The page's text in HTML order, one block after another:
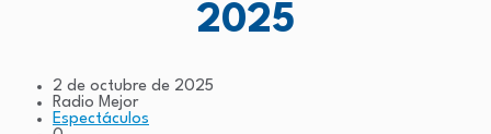
2025
2 de octubre de 2025
Radio Mejor
Espectáculos